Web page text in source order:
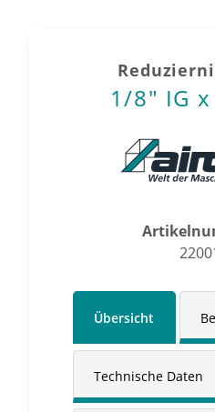
1/8" IG
Übersicht
Technische Daten